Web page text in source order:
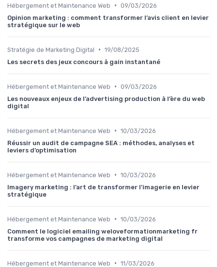
Hébergement et Maintenance Web • 09/03/2026
Opinion marketing : comment transformer l’avis client en levier
stratégique sur le web
Stratégie de Marketing Digital • 19/08/2025
Les secrets des jeux concours à gain instantané
Hébergement et Maintenance Web • 09/03/2026
Les nouveaux enjeux de l’advertising production à l’ère du web
digital
Hébergement et Maintenance Web • 10/03/2026
Réussir un audit de campagne SEA : méthodes, analyses et
leviers d’optimisation
Hébergement et Maintenance Web • 10/03/2026
Imagery marketing : l’art de transformer l’imagerie en levier
stratégique
Hébergement et Maintenance Web • 10/03/2026
Comment le logiciel emailing weloveformationmarketing fr
transforme vos campagnes de marketing digital
Hébergement et Maintenance Web • 11/03/2026